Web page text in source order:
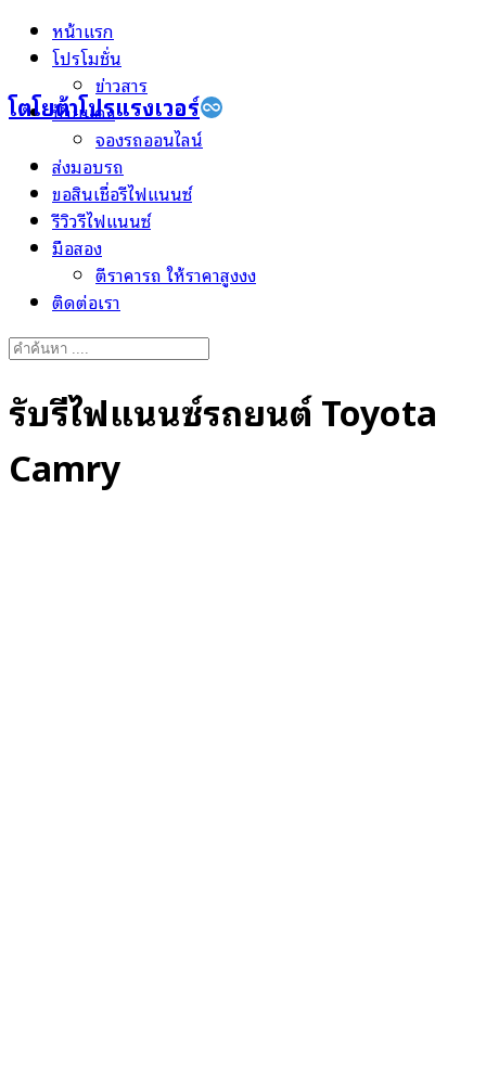
Skip
โตโยต้าโปรแรงเวอร์
หน้าแรก
โปรโมชั่น
ข่าวสาร
ป้ายแดง
จองรถออนไลน์
ส่งมอบรถ
ขอสินเชื่อรีไฟแนนซ์
รีวิวรีไฟแนนซ์
มือสอง
ตีราคารถ ให้ราคาสูงงง
ติดต่อเรา
Search
รับรีไฟแนนซ์รถยนต์ Toyota
Camry